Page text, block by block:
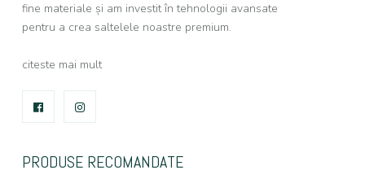
fine materiale și am investit în tehnologii avansate
pentru a crea saltelele noastre premium.
citeste mai mult
FACEBOOK
PRODUSE RECOMANDATE